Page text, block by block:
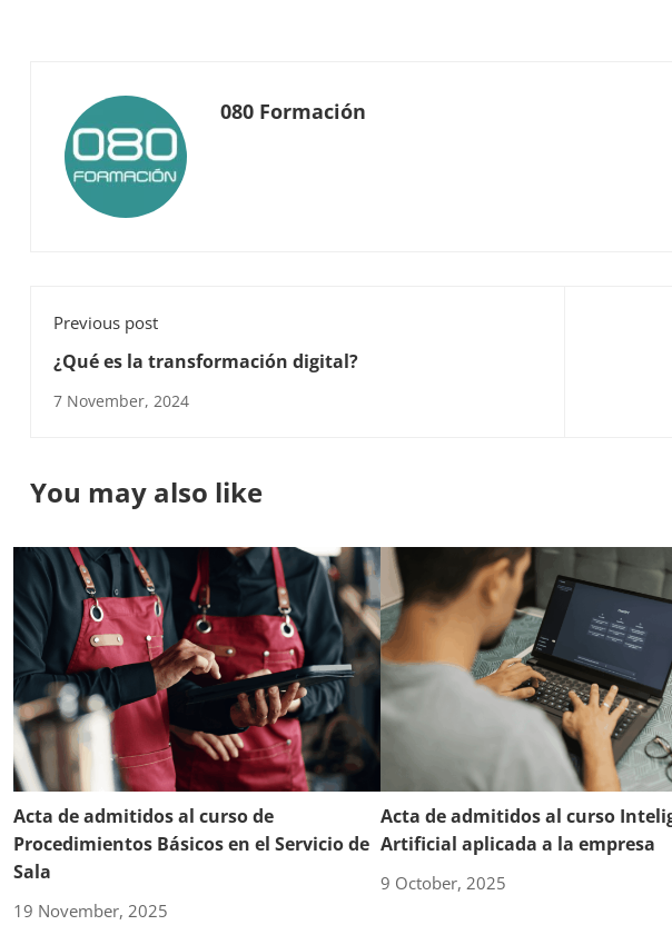
080 Formación
Previous post
¿Qué es la transformación digital?
7 November, 2024
You may also like
Acta de admitidos al curso de
Procedimientos Básicos en el Servicio de
Sala
19 November, 2025
Acta de admitidos al curso
Artificial aplicada a la empresa
9 October, 2025